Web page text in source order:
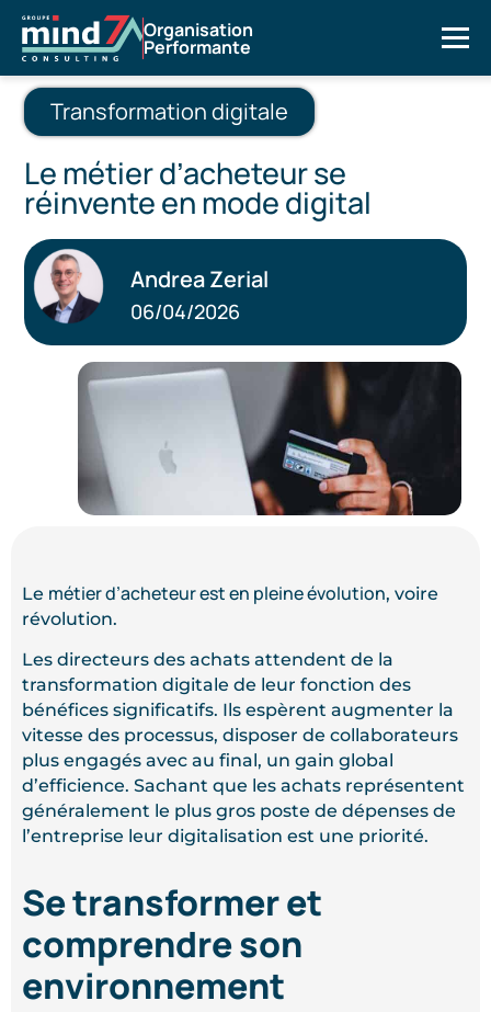
Organisation
Performante
Transformation digitale
Le métier d’acheteur se
réinvente en mode digital
Andrea Zerial
06/04/2026
Le métier d’acheteur est en pleine évolution, voire
révolution.
Les directeurs des achats attendent de la
transformation digitale de leur fonction des
bénéfices significatifs. Ils espèrent augmenter la
vitesse des processus, disposer de collaborateurs
plus engagés avec au final, un gain global
d’efficience. Sachant que les achats représentent
généralement le plus gros poste de dépenses de
l’entreprise leur digitalisation est une priorité.
Se transformer et
comprendre son
environnement